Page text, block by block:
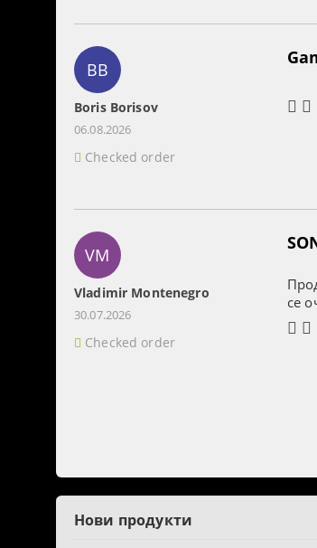
BB
Boris Borisov
06.08.2026
Checked order
VM
Vladimir Montenegro
30.07.2026
Checked order
се
Нови продукти